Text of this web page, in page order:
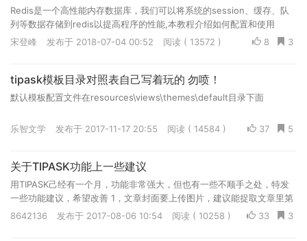
Redis是一个高性能内存数据库，我们可以将系统的session、缓存、队
列等数据存储到redis以提高程序的性能,本教程介绍如何配置和使用
redis。
3
8
宋登峰 发布于 2018-07-04 00:52 阅读 ( 13572 )
tipask模板目录对照表自己写着玩的 勿喷！
默认模板配置文件在resources\views\themes\default目录下面
5
37
乐智文学 发布于 2017-11-17 20:55 阅读 ( 14584 )
关于TIPASK功能上一些建议
用TIPASK己经有一个月，功能非常强大，但也有一些不顺手之处，特发
一些功能建议，希望改善 1，文章封面要上传图片，建议能捉取文章里第
一章图片为封面 2，管理没有分类，现在只有一个管理员...
3
33
8642136 发布于 2017-08-06 10:54 阅读 ( 10258 )